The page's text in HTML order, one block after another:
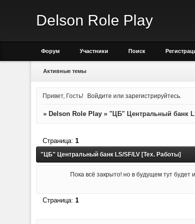
Delson Role Play
Форум Участники Поиск
Активные темы
Привет, Гость! Войдите илизарегистрируйтесь
» Delson Role Play » "ЦБ" Центральный банк
"ЦБ" Центральный банк LS/SF/LV [Тех. Работы]
Страница: 1
Пока всё закрыто! но в будущем тут будет
Страница: 1